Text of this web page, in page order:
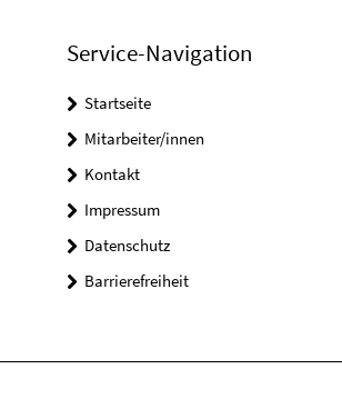
Service-Navigation
Startseite
Mitarbeiter/innen
Kontakt
Impressum
Datenschutz
Barrierefreiheit